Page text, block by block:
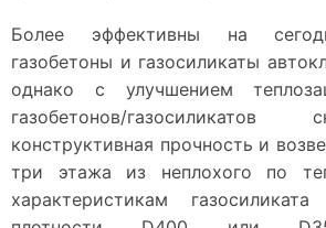
Более эффективны на
газобетоны и газосиликаты
однако с улучшением
газобетонов/
конструктивная прочность и
три этажа из неплохого по
характеристикам